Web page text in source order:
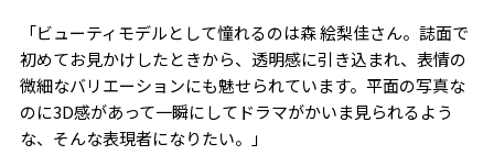
「ビューティモデルとして憧れるのは森 絵梨佳さん。誌面で
初めてお見かけしたときから、透明感に引き込まれ、表情の
微細なバリエーションにも魅せられています。平面の写真な
のに3D感があって一瞬にしてドラマがかいま見られるよう
な、そんな表現者になりたい。」